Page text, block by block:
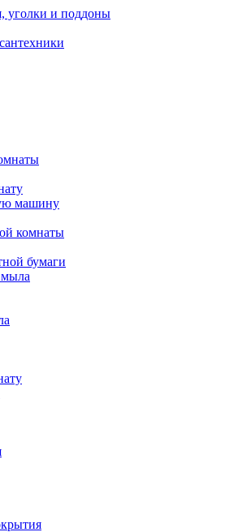
уголки и поддоны
машину
комнаты
бумаги
мыла